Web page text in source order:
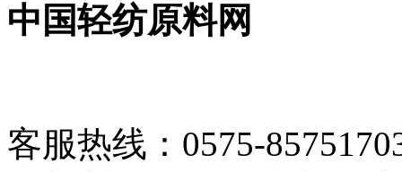
中国轻纺原料网
客服热线：0575-